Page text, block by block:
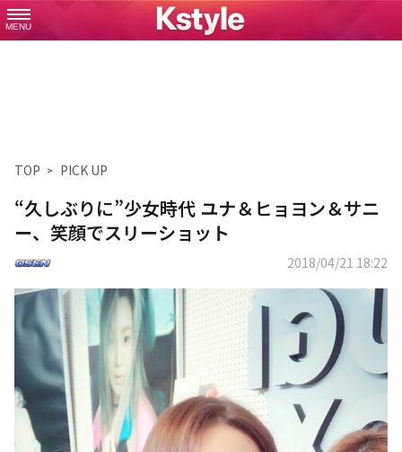
MENU
TOP PICK UP
“久しぶりに”少女時代 ユナ＆ヒョヨン＆サニ
ー、笑顔でスリーショット
2018/04/21 18:22